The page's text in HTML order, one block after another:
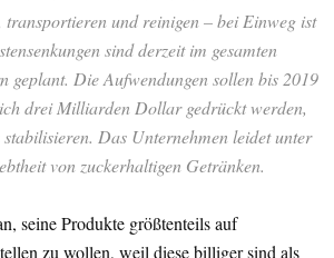
transportieren und reinigen – bei Einweg ist
sind derzeit im gesamten
geplant. Die Aufwendungen sollen bis 2019
drei Milliarden Dollar gedrückt werden,
Das Unternehmen leidet unter
von zuckerhaltigen Getränken.
seine Produkte größtenteils auf
zu wollen, weil diese billiger sind als